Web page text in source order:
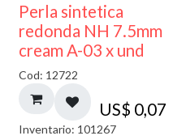
Perla sintetica
redonda NH 7.5mm
cream A-03 x und
Cod: 12722
US$ 0,07
Inventario: 101267